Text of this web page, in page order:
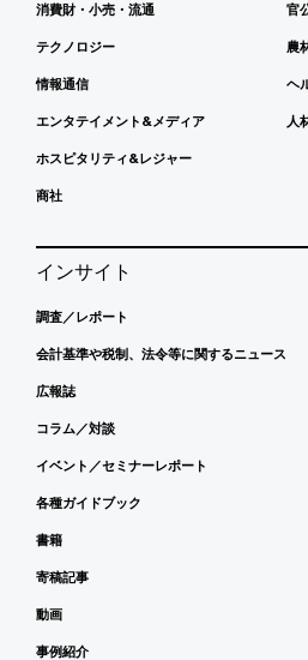
消費財・小売・流通
テクノロジー
情報通信
エンタテイメント&メディア
ホスピタリティ&レジャー
商社
官
農
ヘ
人
インサイト
調査／レポート
会計基準や税制、法令等に関するニュース
広報誌
コラム／対談
イベント／セミナーレポート
各種ガイドブック
書籍
寄稿記事
動画
事例紹介